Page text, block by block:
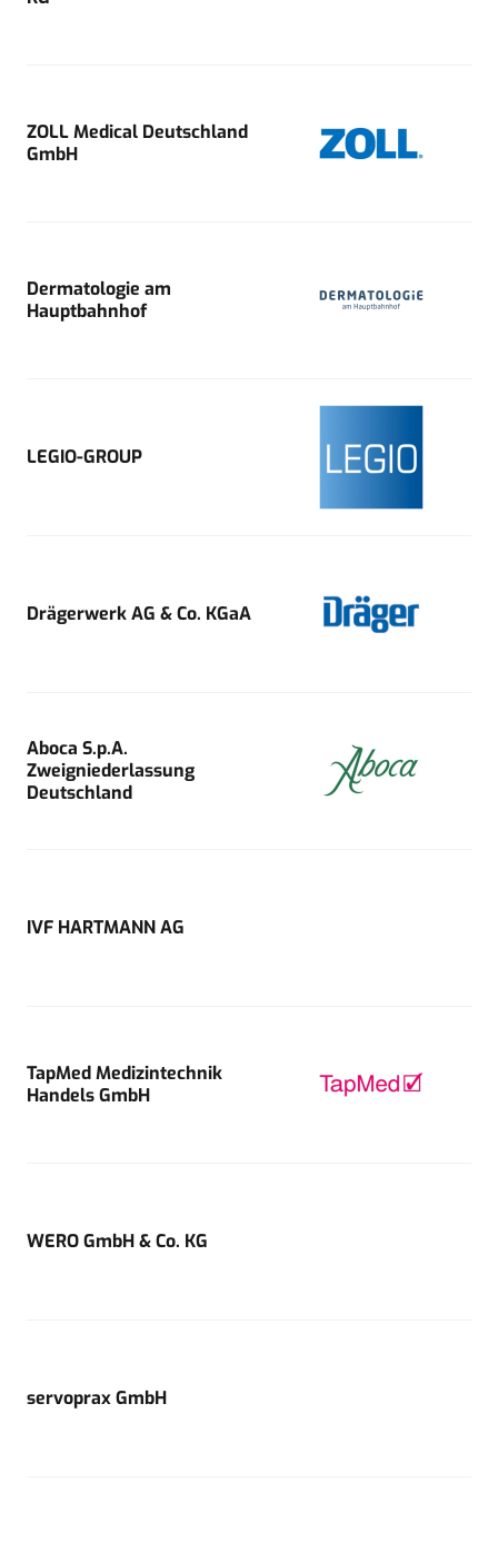
ZOLL Medical Deutschland
GmbH
Dermatologie am
Hauptbahnhof
LEGIO-GROUP
Drägerwerk AG & Co. KGaA
Aboca S.p.A.
Zweigniederlassung
Deutschland
IVF HARTMANN AG
TapMed Medizintechnik
Handels GmbH
WERO GmbH & Co. KG
servoprax GmbH